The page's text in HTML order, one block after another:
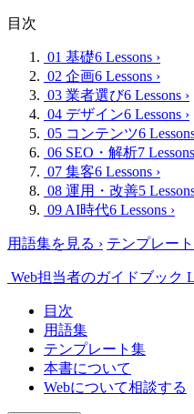
目次
01 基礎6 Lessons ›
02 企画6 Lessons ›
03 業者選び6 Lessons ›
04 デザイン6 Lessons ›
05 コンテンツ6
06 SEO・解析7 Lessons
07 集客6 Lessons ›
08 運用・改善5
09 AI時代6 Lessons ›
用語集を見る › テンプレー
Web担当者のガイドブック
目次
用語集
テンプレート集
本書について
Webについて相談する